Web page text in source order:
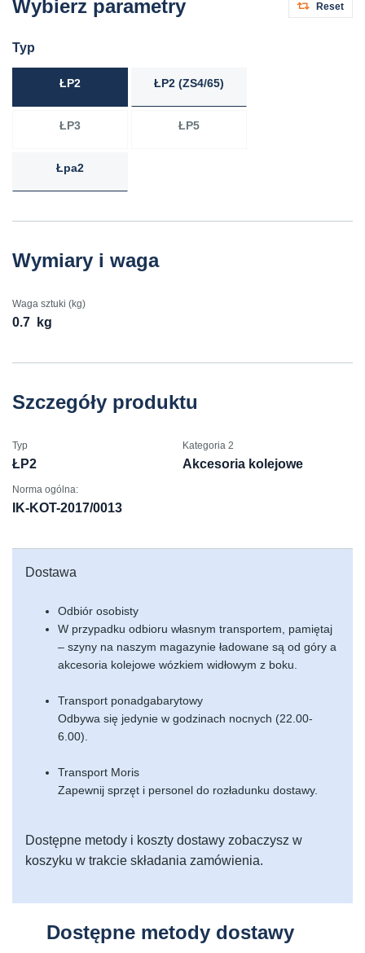
Wybierz parametry Reset
Typ
ŁP2 ŁP2 (ZS4/65)
ŁP3 ŁP5
Łpa2
Wymiary i waga
Waga sztuki (kg)
0.7 kg
Szczegóły produktu
Typ
ŁP2
Kategoria 2
Akcesoria kolejowe
Norma ogólna:
IK-KOT-2017/0013
Dostawa
Odbiór osobisty
W przypadku odbioru własnym transportem, pamiętaj
– szyny na naszym magazynie ładowane są od góry a
akcesoria kolejowe wózkiem widłowym z boku.
Transport ponadgabarytowy
Odbywa się jedynie w godzinach nocnych (22.00-
6.00).
Transport Moris
Zapewnij sprzęt i personel do rozładunku dostawy.
Dostępne metody i koszty dostawy zobaczysz w
koszyku w trakcie składania zamówienia.
Dostępne metody dostawy